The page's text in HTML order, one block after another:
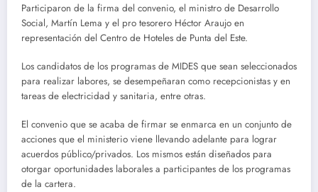
Participaron de la firma del convenio, el ministro de Desarrollo
Social, Martín Lema y el pro tesorero Héctor Araujo en
representación del Centro de Hoteles de Punta del Este.
Los candidatos de los programas de MIDES que sean seleccionados
para realizar labores, se desempeñaran como recepcionistas y en
tareas de electricidad y sanitaria, entre otras.
El convenio que se acaba de firmar se enmarca en un conjunto de
acciones que el ministerio viene llevando adelante para lograr
acuerdos público/privados. Los mismos están diseñados para
otorgar oportunidades laborales a participantes de los programas
de la cartera.